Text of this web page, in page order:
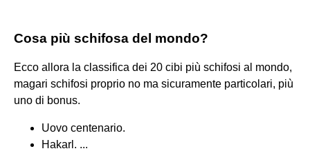
Cosa più schifosa del mondo?
Ecco allora la classifica dei 20 cibi più schifosi al mondo,
magari schifosi proprio no ma sicuramente particolari, più
uno di bonus.
Uovo centenario.
Hakarl. ...